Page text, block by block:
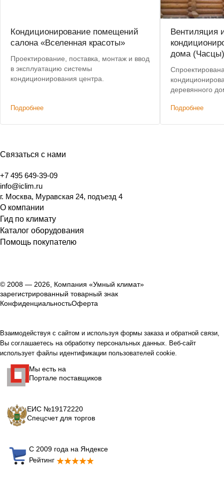
Кондиционирование помещений
салона «Вселенная красоты»
Проектирование, поставка, монтаж и ввод
в эксплуатацию системы
кондиционирования центра.
Подробнее
Вентиляция
дома (Часцы)
деревянного
Подробнее
Связаться с нами
+7 495 649-39-09
info@iclim.ru
г. Москва, Муравская 24, подъезд 4
О компании
Гид по климату
Каталог оборудования
Помощь покупателю
© 2008 — 2026, Компания «Умный климат»
зарегистрированный товарный знак
КонфиденциальностьОферта
Взаимодействуя с сайтом и используя формы заказа и обратной связи,
Вы соглашаетесь на обработку персональных данных. Веб-сайт
использует файлы идентификации пользователей cookie.
Мы есть на
Портале поставщиков
ЕИС №19172220
Спецсчет для торгов
С 2009 года на Яндексе
Рейтинг